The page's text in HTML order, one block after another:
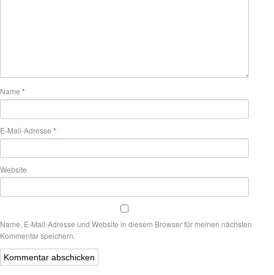
Name *
E-Mail-Adresse *
Website
Name, E-Mail-Adresse und Website in diesem Browser für meinen nächsten
Kommentar speichern.